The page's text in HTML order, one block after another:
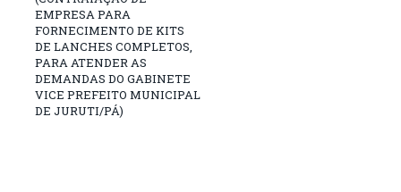
EMPRESA PARA
FORNECIMENTO DE KITS
DE LANCHES COMPLETOS,
PARA ATENDER AS
DEMANDAS DO GABINETE
VICE PREFEITO MUNICIPAL
DE JURUTI/PÁ)